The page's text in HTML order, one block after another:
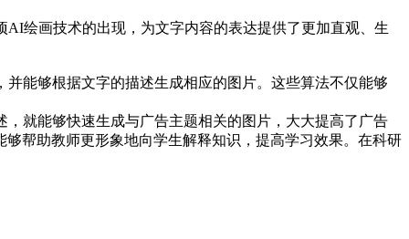
绘画技术的出现，为文字内容的表达提供了更加直观、生
能够根据文字的描述生成相应的图片。这些算法不仅能够
就能够快速生成与广告主题相关的图片，大大提高了广告
帮助教师更形象地向学生解释知识，提高学习效果。在科研